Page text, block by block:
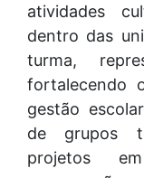
atividades
dentro das
turma,
fortalecendo
gestão
de grupos
projetos